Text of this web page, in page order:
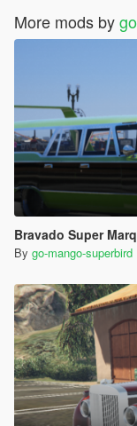
More mods by
Bravado Super
By go-mango-superbird